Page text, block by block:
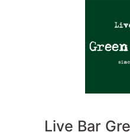
Live Bar